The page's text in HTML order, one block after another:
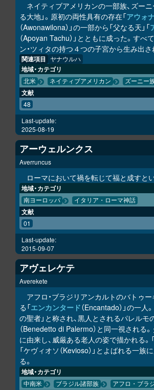
ネイティブアメリカンの一部族、ズー
る大地」。原初の両性具有の存在「アウォ
（Awonawilona）」の一部から「父なる天」「
（Apoyan Tachu）」とともに成った。すべ
ン・ツィタの持つ４つの子宮から生み出さ
関連項目 ヤナウルハ
地域・カテゴリ
北米 ネイティブアメリカン ズーニー
文献
48
Last-update:
2025-08-19
アーウェルンクス
Averruncus
ローマにおいて禍を転じて福と成すとい
地域・カテゴリ
南ヨーロッパ イタリア・ローマ神話
文献
01
Last-update:
2015-09-07
アヴェレケテ
Averekete
アフロ・ブラジリアンカルトのバトゥー
る「エンカンタード（Encantado）」の一人
の聖者」と称され、黒人とされるパレルモ
（Benedetto di Palermo）と同一視される
に由来し、威厳ある老人の姿で描かれる。「
「ケヴィオソ（Kevioso）」とよばれる一族
る。
地域・カテゴリ
中南米 ブラジル諸部族 アフロ・ブラ